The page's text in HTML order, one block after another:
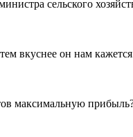
сельского
вкуснее он нам
максимальную